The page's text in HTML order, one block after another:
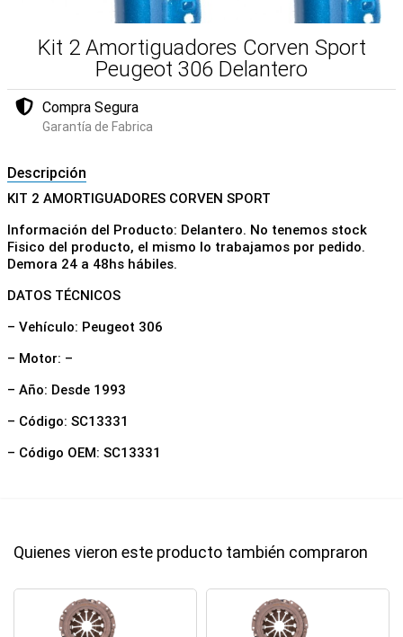
Kit 2 Amortiguadores Corven Sport
Peugeot 306 Delantero
Compra Segura
Garantía de Fabrica
Descripción
KIT 2 AMORTIGUADORES CORVEN SPORT
Información del Producto: Delantero. No tenemos stock
Fisico del producto, el mismo lo trabajamos por pedido.
Demora 24 a 48hs hábiles.
DATOS TÉCNICOS
– Vehículo: Peugeot 306
– Motor: –
– Año: Desde 1993
– Código: SC13331
– Código OEM: SC13331
Quienes vieron este producto también compraron